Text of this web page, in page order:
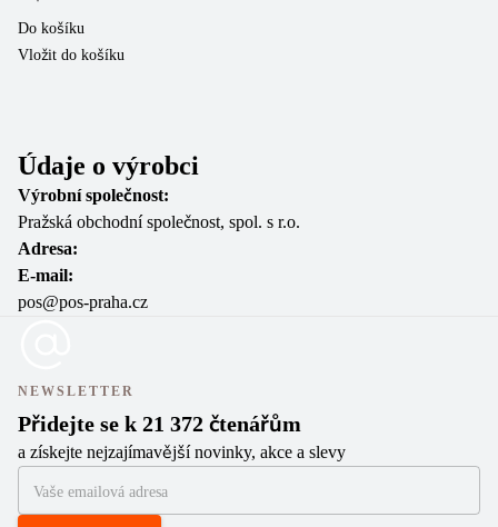
Do košíku
Vložit do košíku
Údaje o výrobci
Výrobní společnost:
Pražská obchodní společnost, spol. s r.o.
Adresa:
E-mail:
pos@pos-praha.cz
NEWSLETTER
Přidejte se k 21 372 čtenářům
a získejte nejzajímavější novinky, akce a slevy